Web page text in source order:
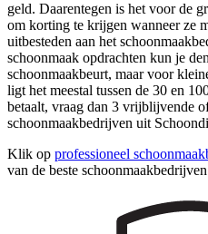
geld. Daarentegen is het voor de
om korting te krijgen wanneer ze
uitbesteden aan het
schoonmaak opdrachten kun je
schoonmaakbeurt, maar voor
ligt het meestal tussen de 30 en
betaalt, vraag dan 3 vrijblijvende
schoonmaakbedrijven uit
Klik op professioneel
van de beste